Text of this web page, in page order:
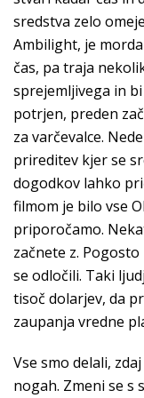
sredstva zelo
Ambilight, je
čas, pa traja
sprejemljivega in
potrjen, preden
za varčevalce.
prireditev kjer se
dogodkov lahko
filmom je bilo vse
priporočamo.
začnete z.
se odločili. Taki
tisoč dolarjev, da
zaupanja vredne
Vse smo delali,
nogah. Zmeni se s